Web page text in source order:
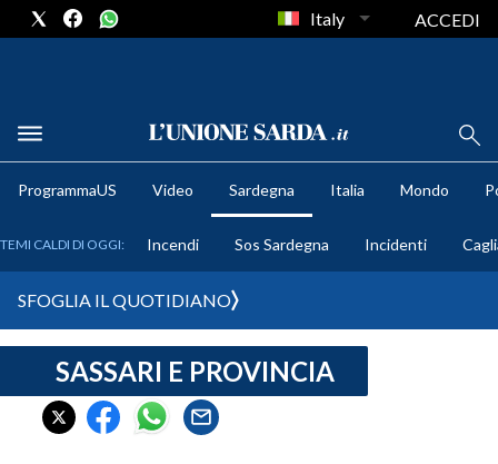
METEO
CRONACA SARDEGNA
CAGLIARI
Italy ACCEDI
ProgrammaUS Video Sardegna Italia Mondo
TEMI CALDI DI OGGI: Incendi Sos Sardegna Incidenti
SFOGLIA IL QUOTIDIANO
SASSARI E PROVINCIA